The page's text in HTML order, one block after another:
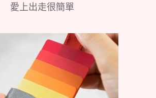
愛上出走很簡單